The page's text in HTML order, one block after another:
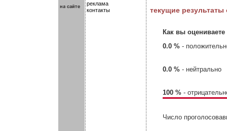
реклама
контакты
текущие результаты
Как вы
0.0 % -
0.0 % - нейтрально
100 % -
Число